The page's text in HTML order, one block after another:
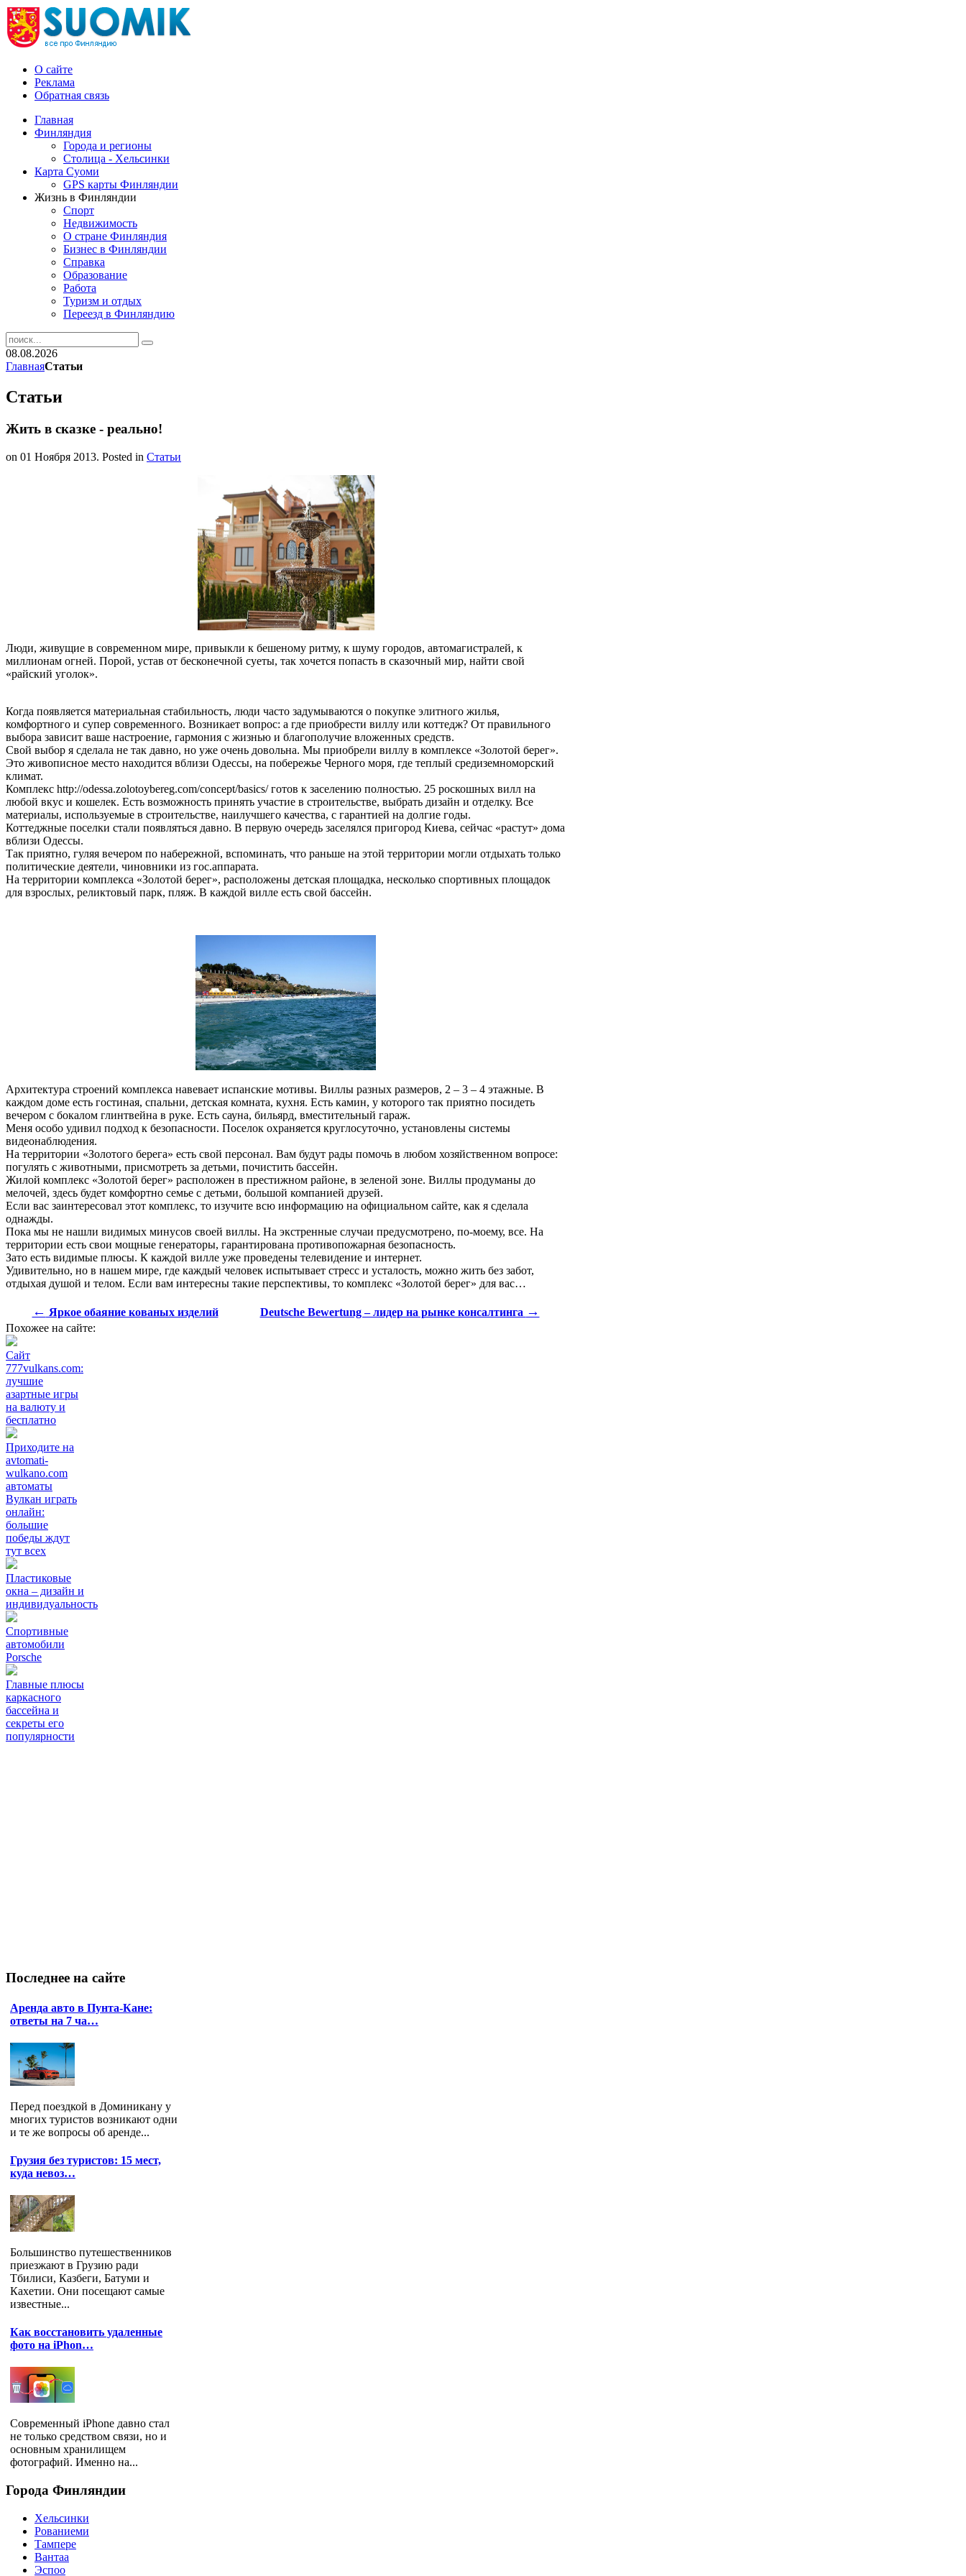
О сайте
Реклама
Обратная связь
Главная
Финляндия
Города и регионы
Столица - Хельсинки
Карта Суоми
GPS карты Финляндии
Жизнь в Финляндии
Спорт
Недвижимость
О стране Финляндия
Бизнес в Финляндии
Справка
Образование
Работа
Туризм и отдых
Переезд в Финляндию
08.08.2026
ГлавнаяСтатьи
Статьи
Жить в сказке - реально!
on 01 Ноября 2013. Posted in Статьи
Люди, живущие в современном мире, привыкли к бешеному ритму, к шуму городов, автомагистралей, к
миллионам огней. Порой, устав от бесконечной суеты, так хочется попасть в сказочный мир, найти свой
«райский уголок».
Когда появляется материальная стабильность, люди часто задумываются о покупке элитного жилья,
комфортного и супер современного. Возникает вопрос: а где приобрести виллу или коттедж? От правильного
выбора зависит ваше настроение, гармония с жизнью и благополучие вложенных средств.
Свой выбор я сделала не так давно, но уже очень довольна. Мы приобрели виллу в комплексе «Золотой берег».
Это живописное место находится вблизи Одессы, на побережье Черного моря, где теплый средиземноморский
климат.
Комплекс http://odessa.zolotoybereg.com/concept/basics/ готов к заселению полностью. 25 роскошных вилл на
любой вкус и кошелек. Есть возможность принять участие в строительстве, выбрать дизайн и отделку. Все
материалы, используемые в строительстве, наилучшего качества, с гарантией на долгие годы.
Коттеджные поселки стали появляться давно. В первую очередь заселялся пригород Киева, сейчас «растут» дома
вблизи Одессы.
Так приятно, гуляя вечером по набережной, вспоминать, что раньше на этой территории могли отдыхать только
политические деятели, чиновники из гос.аппарата.
На территории комплекса «Золотой берег», расположены детская площадка, несколько спортивных площадок
для взрослых, реликтовый парк, пляж. В каждой вилле есть свой бассейн.
Архитектура строений комплекса навевает испанские мотивы. Виллы разных размеров, 2 – 3 – 4 этажные. В
каждом доме есть гостиная, спальни, детская комната, кухня. Есть камин, у которого так приятно посидеть
вечером с бокалом глинтвейна в руке. Есть сауна, бильярд, вместительный гараж.
Меня особо удивил подход к безопасности. Поселок охраняется круглосуточно, установлены системы
видеонаблюдения.
На территории «Золотого берега» есть свой персонал. Вам будут рады помочь в любом хозяйственном вопросе:
погулять с животными, присмотреть за детьми, почистить бассейн.
Жилой комплекс «Золотой берег» расположен в престижном районе, в зеленой зоне. Виллы продуманы до
мелочей, здесь будет комфортно семье с детьми, большой компанией друзей.
Если вас заинтересовал этот комплекс, то изучите всю информацию на официальном сайте, как я сделала
однажды.
Пока мы не нашли видимых минусов своей виллы. На экстренные случаи предусмотрено, по-моему, все. На
территории есть свои мощные генераторы, гарантирована противопожарная безопасность.
Зато есть видимые плюсы. К каждой вилле уже проведены телевидение и интернет.
Удивительно, но в нашем мире, где каждый человек испытывает стресс и усталость, можно жить без забот,
отдыхая душой и телом. Если вам интересны такие перспективы, то комплекс «Золотой берег» для вас…
← Яркое обаяние кованых изделий Deutsche Bewertung – лидер на рынке консалтинга →
Похожее на сайте:
Сайт
777vulkans.com:
лучшие
азартные игры
на валюту и
бесплатно
Приходите на
avtomati-
wulkano.com
автоматы
Вулкан играть
онлайн:
большие
победы ждут
тут всех
Пластиковые
окна – дизайн и
индивидуальность
Спортивные
автомобили
Porsche
Главные плюсы
каркасного
бассейна и
секреты его
популярности
Последнее на сайте
Аренда авто в Пунта-Кане:
ответы на 7 ча…
Перед поездкой в Доминикану у
многих туристов возникают одни
и те же вопросы об аренде...
Грузия без туристов: 15 мест,
куда невоз…
Большинство путешественников
приезжают в Грузию ради
Тбилиси, Казбеги, Батуми и
Кахетии. Они посещают самые
известные...
Как восстановить удаленные
фото на iPhon…
Современный iPhone давно стал
не только средством связи, но и
основным хранилищем
фотографий. Именно на...
Города Финляндии
Хельсинки
Рованиеми
Тампере
Вантаа
Эспоо